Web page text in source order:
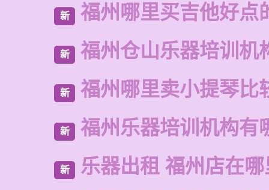
新 福州哪里买吉他好点
新 福州仓山乐器培训机
新 福州哪里卖小提琴比
新 福州乐器培训机构有
新 乐器出租 福州店在